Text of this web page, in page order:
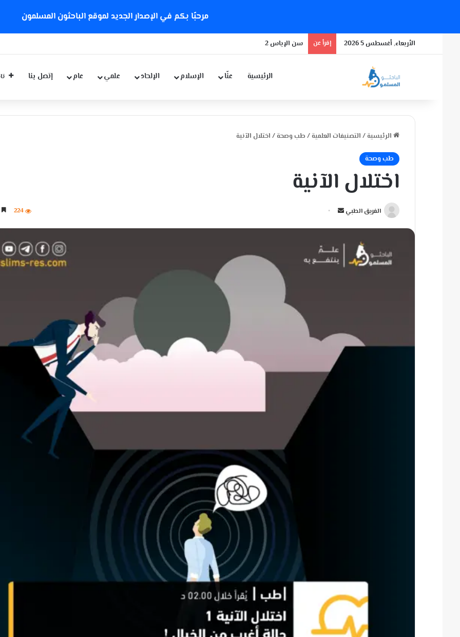
مرحبًا بكم في الإصدار الجديد لموقع الباحثون المسلمون
الأربعاء, أغسطس 5 2026 إقرأ عن سن الإياس 2
الرئيسية عنّا الإسلام الإلحاد علمي عام إتصل بنا
الرئيسية / التصنيفات العلمية / طب وصحة / اختلال الآنية
طب وصحة
اختلال الآنية
الفريق الطبي
أ
ل
ب
ل
ت
224 5 دقائق